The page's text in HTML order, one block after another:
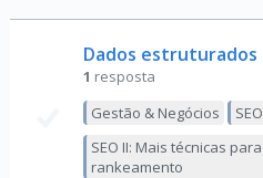
Dados estruturados
1 resposta
Gestão & Negócios
SEO
SEO II: Mais técnicas para
rankeamento